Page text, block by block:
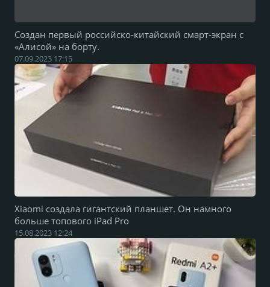
Создан первый российско-китайский смарт-экран с
«Алисой» на борту.
07.09.2023 17:15
Xiaomi создала гигантский планшет. Он намного
больше топового iPad Pro
15.08.2023 12:24